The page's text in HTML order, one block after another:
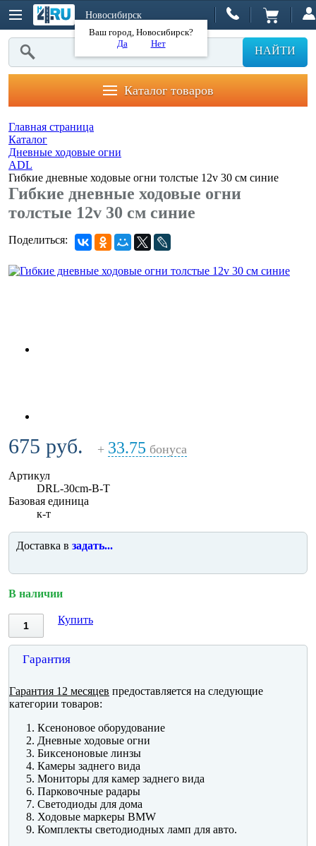
Новосибирск
Ваш город, Новосибирск?
Да
Нет
НАЙТИ
Каталог товаров
Главная страница
Каталог
Дневные ходовые огни
ADL
Гибкие дневные ходовые огни толстые 12v 30 см синие
Гибкие дневные ходовые огни
толстые 12v 30 см синие
Поделиться:
675 руб. + 33.75 бонуса
Артикул
DRL-30cm-B-T
Базовая единица
к-т
Доставка в задать...
В наличии
Купить
Гарантия
Гарантия 12 месяцев предоставляется на следующие
категории товаров:
Ксеноновое оборудование
Дневные ходовые огни
Биксеноновые линзы
Камеры заднего вида
Мониторы для камер заднего вида
Парковочные радары
Светодиоды для дома
Ходовые маркеры BMW
Комплекты светодиодных ламп для авто.